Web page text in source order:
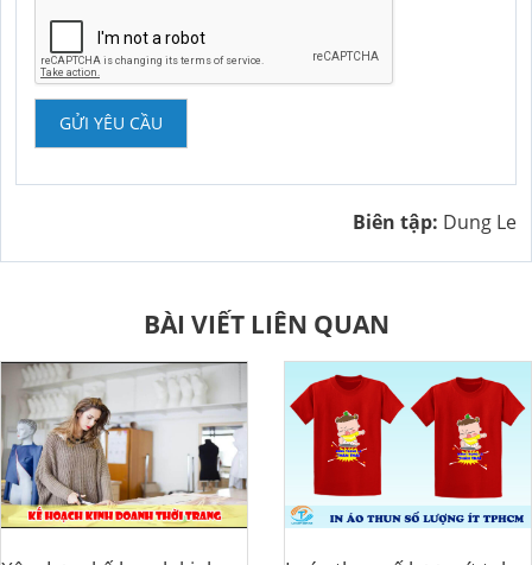
GỬI YÊU CẦU
Biên tập: Dung Le
BÀI VIẾT LIÊN QUAN